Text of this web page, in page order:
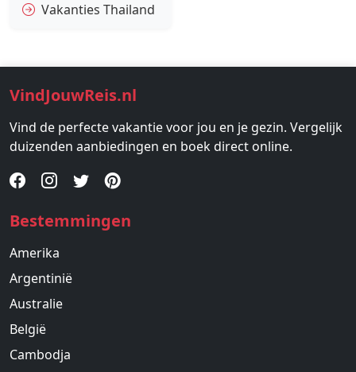
Vakanties Thailand
VindJouwReis.nl
Vind de perfecte vakantie voor jou en je gezin. Vergelijk
duizenden aanbiedingen en boek direct online.
Bestemmingen
Amerika
Argentinië
Australie
België
Cambodja